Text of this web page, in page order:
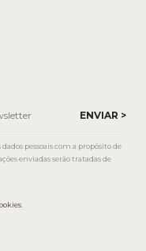
pessoais com a propósito de
enviadas serão tratadas de